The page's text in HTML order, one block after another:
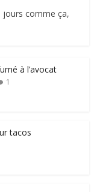
jours comme ça,
à l’avocat
1
tacos